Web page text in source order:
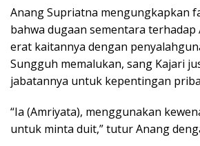
Anang Supriatna mengungkapkan
bahwa dugaan sementara
erat kaitannya dengan
Sungguh memalukan, sang Kajari
jabatannya untuk kepentingan
“Ia (Amriyata), menggunakan
untuk minta duit,” tutur Anang